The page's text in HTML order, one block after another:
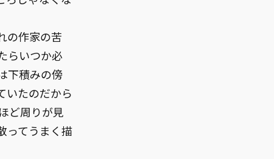
の作家の苦
らいつか必
下積みの傍
いたのだから
ど周りが見
ってうまく描